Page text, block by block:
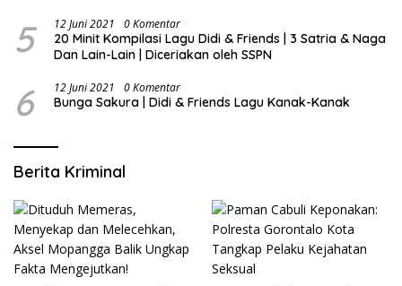
5 12 Juni 2021 0 Komentar
20 Minit Kompilasi Lagu Didi & Friends | 3 Satria & Naga
Dan Lain-Lain | Diceriakan oleh SSPN
6 12 Juni 2021 0 Komentar
Bunga Sakura | Didi & Friends Lagu Kanak-Kanak
Berita Kriminal